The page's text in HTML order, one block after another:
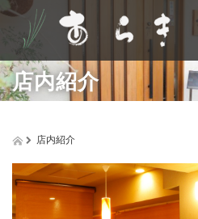
店内紹介
店内紹介